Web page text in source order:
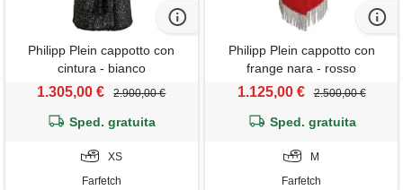
Philipp Plein cappotto con
cintura - bianco
1.305,00 € 2.900,00 €
Sped. gratuita
XS
Farfetch
Philipp Plein cappotto con
frange nara - rosso
1.125,00 € 2.500,00 €
Sped. gratuita
M
Farfetch